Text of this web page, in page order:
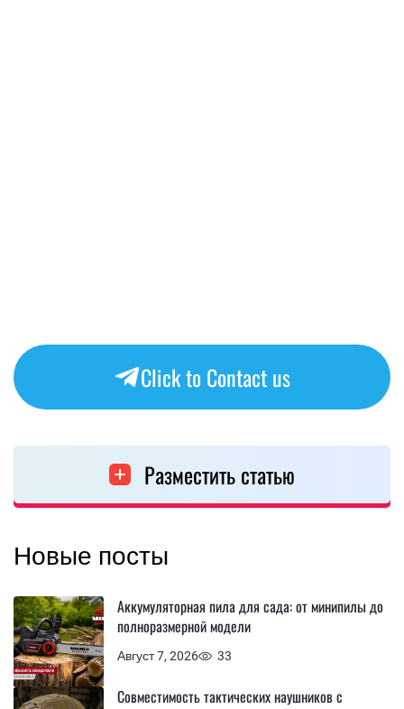
Click to Contact us
Разместить статью
Новые посты
Август 7, 2026 33
Аккумуляторная пила для сада: от минипилы до
полноразмерной модели
Совместимость тактических наушников с